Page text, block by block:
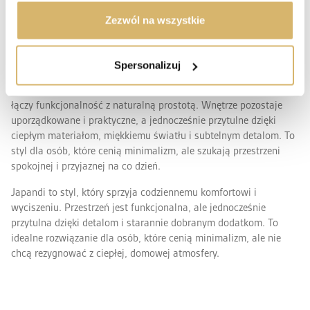
Zezwól na wszystkie
Spersonalizuj
Charakter japandi budują naturalne materiały oraz stonowana
paleta barw. Dominują drewno, len, ceramika i kamień, a kolory
utrzymane są w odcieniach beżu, złamanej bieli, szarości i
ciepłych brązów. Ważną rolę odgrywa także miękkie, rozproszone
światło, które podkreśla faktury i prostą formę wyposażenia.
Japandi sprzyja codziennemu wyciszeniu i komfortowi, ponieważ
łączy funkcjonalność z naturalną prostotą. Wnętrze pozostaje
uporządkowane i praktyczne, a jednocześnie przytulne dzięki
ciepłym materiałom, miękkiemu światłu i subtelnym detalom. To
styl dla osób, które cenią minimalizm, ale szukają przestrzeni
spokojnej i przyjaznej na co dzień.
Japandi to styl, który sprzyja codziennemu komfortowi i
wyciszeniu. Przestrzeń jest funkcjonalna, ale jednocześnie
przytulna dzięki detalom i starannie dobranym dodatkom. To
idealne rozwiązanie dla osób, które cenią minimalizm, ale nie
chcą rezygnować z ciepłej, domowej atmosfery.